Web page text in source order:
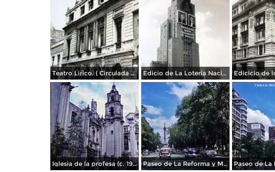
Teatro Lirico. ( Circulada el 1 de Agosto de 1926 ). Edicio de La Loteria Nacional Ciudad de México Abril de 1964
Iglesia de la profesa (c. 1950) Paseo de La Reforma y Mto a La Independencia 1950 Paseo de La